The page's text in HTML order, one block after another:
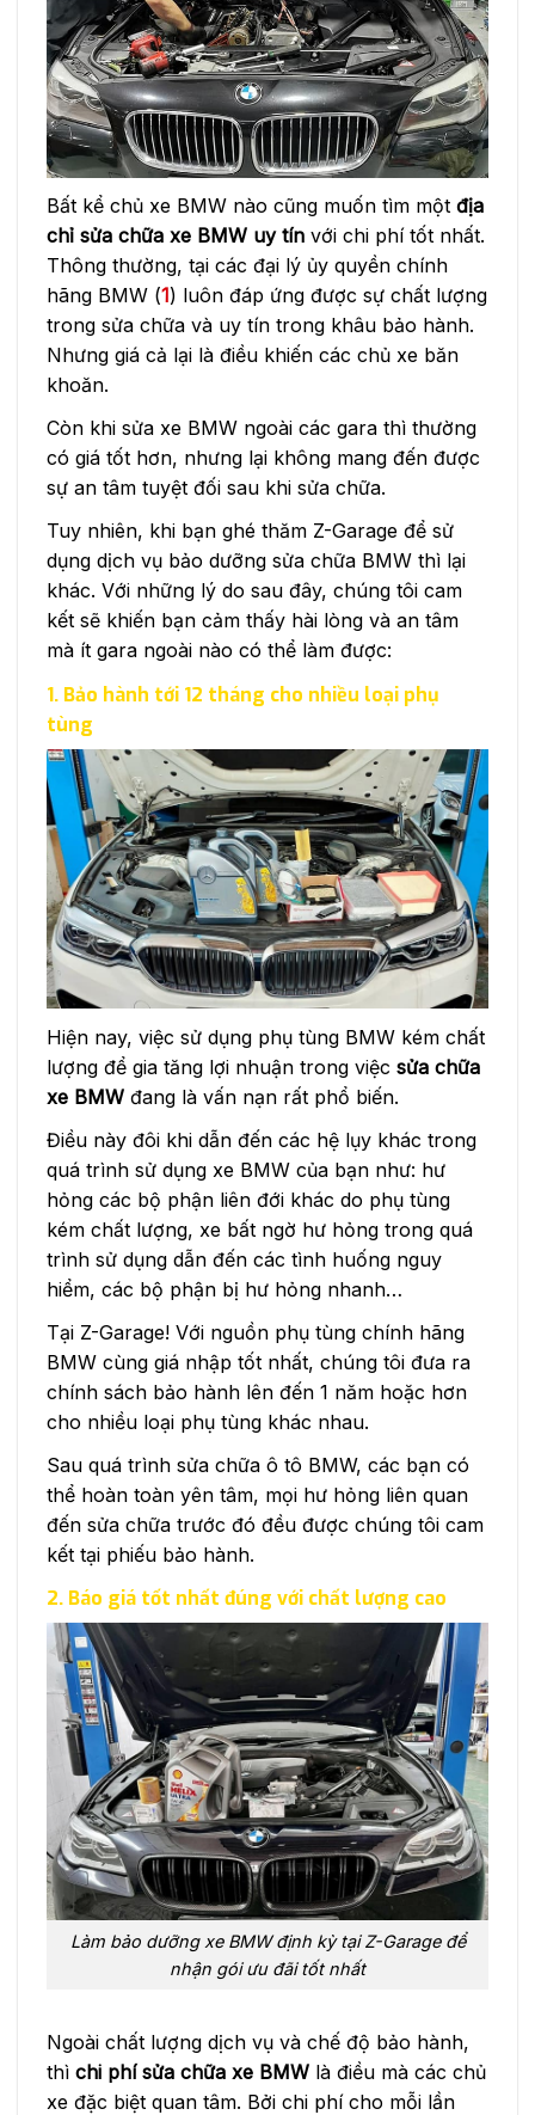
Bất kể chủ xe BMW nào cũng muốn tìm một địa
chỉ sửa chữa xe BMW uy tín với chi phí tốt nhất.
Thông thường, tại các đại lý ủy quyền chính
hãng BMW (1) luôn đáp ứng được sự chất lượng
trong sửa chữa và uy tín trong khâu bảo hành.
Nhưng giá cả lại là điều khiến các chủ xe băn
khoăn.
Còn khi sửa xe BMW ngoài các gara thì thường
có giá tốt hơn, nhưng lại không mang đến được
sự an tâm tuyệt đối sau khi sửa chữa.
Tuy nhiên, khi bạn ghé thăm Z-Garage để sử
dụng dịch vụ bảo dưỡng sửa chữa BMW thì lại
khác. Với những lý do sau đây, chúng tôi cam
kết sẽ khiến bạn cảm thấy hài lòng và an tâm
mà ít gara ngoài nào có thể làm được:
1. Bảo hành tới 12 tháng cho nhiều loại phụ
tùng
Hiện nay, việc sử dụng phụ tùng BMW kém chất
lượng để gia tăng lợi nhuận trong việc sửa chữa
xe BMW đang là vấn nạn rất phổ biến.
Điều này đôi khi dẫn đến các hệ lụy khác trong
quá trình sử dụng xe BMW của bạn như: hư
hỏng các bộ phận liên đới khác do phụ tùng
kém chất lượng, xe bất ngờ hư hỏng trong quá
trình sử dụng dẫn đến các tình huống nguy
hiểm, các bộ phận bị hư hỏng nhanh…
Tại Z-Garage! Với nguồn phụ tùng chính hãng
BMW cùng giá nhập tốt nhất, chúng tôi đưa ra
chính sách bảo hành lên đến 1 năm hoặc hơn
cho nhiều loại phụ tùng khác nhau.
Sau quá trình sửa chữa ô tô BMW, các bạn có
thể hoàn toàn yên tâm, mọi hư hỏng liên quan
đến sửa chữa trước đó đều được chúng tôi cam
kết tại phiếu bảo hành.
2. Báo giá tốt nhất đúng với chất lượng cao
Làm bảo dưỡng xe BMW định kỳ tại Z-Garage để
nhận gói ưu đãi tốt nhất
Ngoài chất lượng dịch vụ và chế độ bảo hành,
thì chi phí sửa chữa xe BMW là điều mà các chủ
xe đặc biệt quan tâm. Bởi chi phí cho mỗi lần